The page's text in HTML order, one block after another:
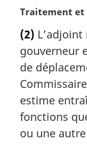
a
l
e
:
N
t
e
m
a
g
i
n
Traitement et
(2)
gouverneur
de
estime
fonctions
ou une